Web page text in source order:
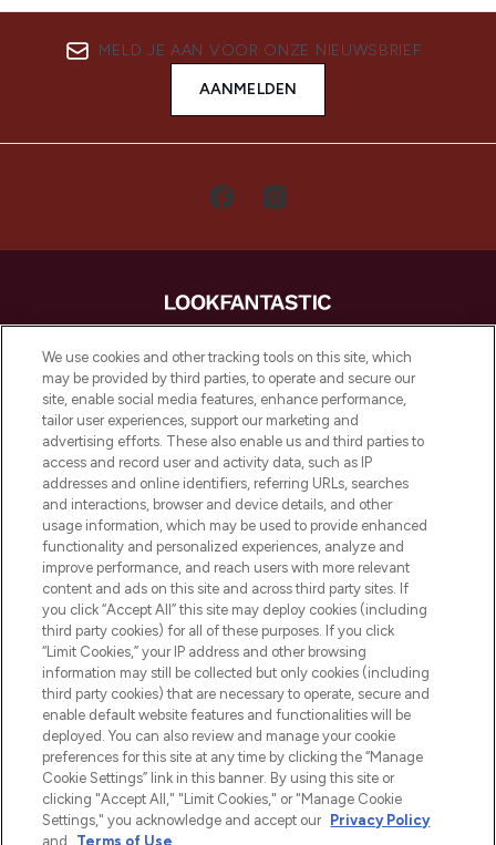
MELD JE AAN VOOR ONZE NIEUWSBRIEF
AANMELDEN
LOOKFANTASTIC is de ultieme online
beautybestemming van Europa, met de
beste huidverzorging, haarproducten en
make-up van meer dan 200 topmerken.
Shop online of via de app, met gratis
verzending vanaf €40.
Cookie-toestemming
Do Not Sell or Share My Personal
Information
HELP & INFORMATIE
BEDRIJFSINFORMATIE
OVER LOOKFANTASTIC
We use cookies and other tracking tools on this site, which
may be provided by third parties, to operate and secure our
site, enable social media features, enhance performance,
tailor user experiences, support our marketing and
advertising efforts. These also enable us and third parties to
access and record user and activity data, such as IP
addresses and online identifiers, referring URLs, searches
and interactions, browser and device details, and other
usage information, which may be used to provide enhanced
functionality and personalized experiences, analyze and
improve performance, and reach users with more relevant
content and ads on this site and across third party sites. If
you click “Accept All” this site may deploy cookies (including
third party cookies) for all of these purposes. If you click
“Limit Cookies,” your IP address and other browsing
information may still be collected but only cookies (including
third party cookies) that are necessary to operate, secure and
enable default website features and functionalities will be
deployed. You can also review and manage your cookie
preferences for this site at any time by clicking the “Manage
Cookie Settings” link in this banner. By using this site or
clicking "Accept All," "Limit Cookies," or "Manage Cookie
Settings," you acknowledge and accept our Privacy Policy
and
Terms of Use